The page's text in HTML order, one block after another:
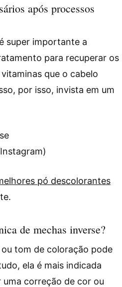
após processos
super importante a
para recuperar os
que o cabelo
por isso, invista em um
pó descolorantes
de mechas inverse?
tom de coloração pode
ela é mais indicada
correção de cor ou